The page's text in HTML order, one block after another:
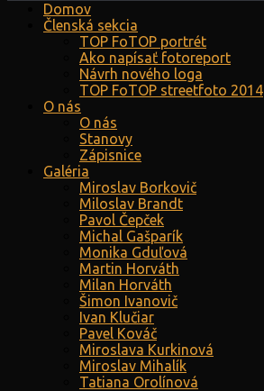
Domov
Členská sekcia
TOP FoTOP portrét
Ako napísať fotoreport
Návrh nového loga
TOP FoTOP streetfoto 2014
O nás
O nás
Stanovy
Zápisnice
Galéria
Miroslav Borkovič
Miloslav Brandt
Pavol Čepček
Michal Gašparík
Monika Gduľová
Martin Horváth
Milan Horváth
Šimon Ivanovič
Ivan Klučiar
Pavel Kováč
Miroslava Kurkinová
Miroslav Mihalík
Tatiana Orolínová